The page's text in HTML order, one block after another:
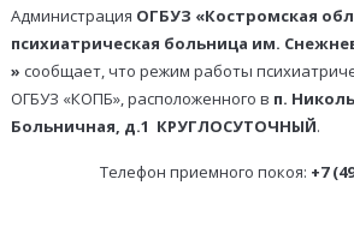
Администрация ОГБУЗ «Костромская
психиатрическая больница им.
» сообщает, что режим работы
ОГБУЗ «КОПБ», расположенного в п.
Больничная, д.1 КРУГЛОСУТОЧНЫЙ.
Телефон приемного покоя: +7